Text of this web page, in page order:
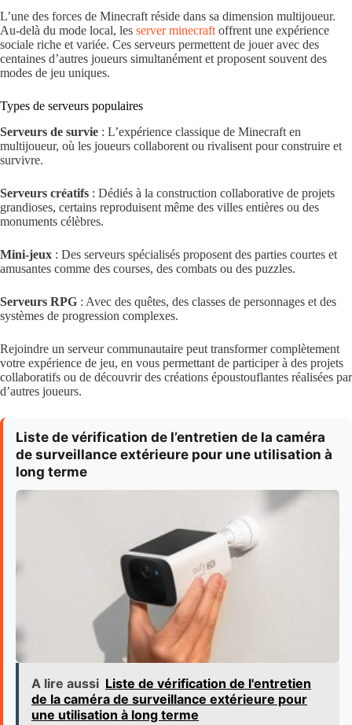
L’une des forces de Minecraft réside dans sa dimension multijoueur.
Au-delà du mode local, les server minecraft offrent une expérience
sociale riche et variée. Ces serveurs permettent de jouer avec des
centaines d’autres joueurs simultanément et proposent souvent des
modes de jeu uniques.
Types de serveurs populaires
Serveurs de survie : L’expérience classique de Minecraft en
multijoueur, où les joueurs collaborent ou rivalisent pour construire et
survivre.
Serveurs créatifs : Dédiés à la construction collaborative de projets
grandioses, certains reproduisent même des villes entières ou des
monuments célèbres.
Mini-jeux : Des serveurs spécialisés proposent des parties courtes et
amusantes comme des courses, des combats ou des puzzles.
Serveurs RPG : Avec des quêtes, des classes de personnages et des
systèmes de progression complexes.
Rejoindre un serveur communautaire peut transformer complètement
votre expérience de jeu, en vous permettant de participer à des projets
collaboratifs ou de découvrir des créations époustouflantes réalisées par
d’autres joueurs.
Liste de vérification de l’entretien de la caméra
de surveillance extérieure pour une utilisation à
long terme
A lire aussi Liste de vérification de l'entretien
de la caméra de surveillance extérieure pour
une utilisation à long terme